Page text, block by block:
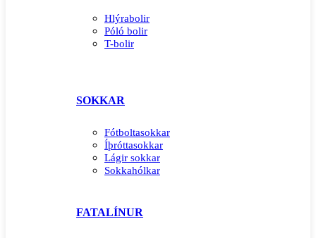
Hlýrabolir
Póló bolir
T-bolir
SOKKAR
Fótboltasokkar
Íþróttasokkar
Lágir sokkar
Sokkahólkar
FATALÍNUR